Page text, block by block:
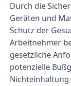
Durch die
Geräten und
Schutz der
Arbeitnehmer
gesetzliche
potenzielle
Nichteinhaltung